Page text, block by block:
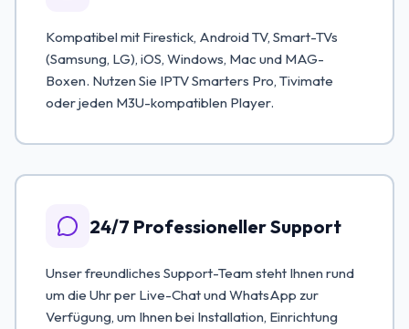
Kompatibel mit Firestick, Android TV, Smart-TVs
(Samsung, LG), iOS, Windows, Mac und MAG-
Boxen. Nutzen Sie IPTV Smarters Pro, Tivimate
oder jeden M3U-kompatiblen Player.
24/7 Professioneller Support
Unser freundliches Support-Team steht Ihnen rund
um die Uhr per Live-Chat und WhatsApp zur
Verfügung, um Ihnen bei Installation, Einrichtung